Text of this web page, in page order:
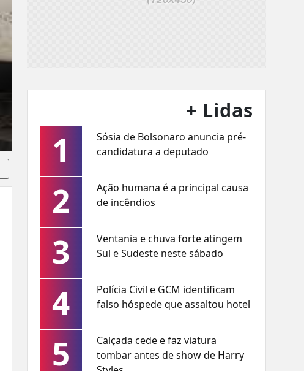
+ Lidas
1
Sósia de Bolsonaro anuncia pré-
candidatura a deputado
2
Ação humana é a principal causa
de incêndios
3
Ventania e chuva forte atingem
Sul e Sudeste neste sábado
4
Polícia Civil e GCM identificam
falso hóspede que assaltou hotel
5
Calçada cede e faz viatura
tombar antes de show de Harry